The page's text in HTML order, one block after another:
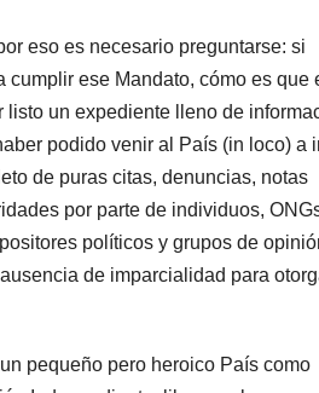
eso es necesario preguntarse: si
ese Mandato, cómo es que
un expediente lleno de
podido venir al País (in loco) a
de puras citas, denuncias, notas
por parte de individuos,
políticos y grupos de
de imparcialidad para
pequeño pero heroico País como